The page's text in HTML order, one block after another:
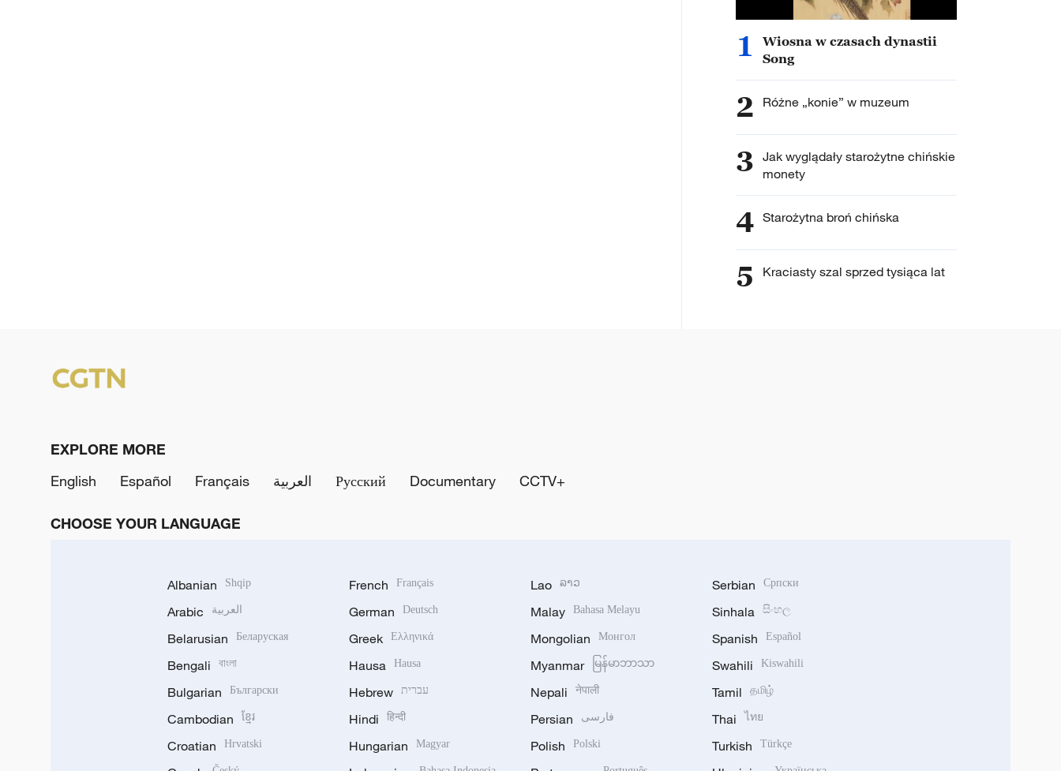
1
Wiosna w czasach dynastii
Song
2 Różne „konie” w muzeum
3 Jak wyglądały starożytne chińskie
monety
4 Starożytna broń chińska
5 Kraciasty szal sprzed tysiąca lat
EXPLORE MORE
English
Español Français العربية Русский Documentary CCTV+
CHOOSE YOUR LANGUAGE
Albanian Shqip
Arabic العربية
Belarusian Беларуская
Bengali বাংলা
Bulgarian Български
Cambodian ខ្មែរ
Croatian Hrvatski
French Français
German Deutsch
Greek Ελληνικά
Hausa Hausa
Hebrew עברית
Hindi हिन्दी
Hungarian Magyar
Lao ລາວ
Malay Bahasa Melayu
Mongolian Монгол
Myanmar မြန်မာဘာသာ
Nepali नेपाली
Persian فارسی
Polish Polski
Serbian Српски
Sinhala සිංහල
Spanish Español
Swahili Kiswahili
Tamil தமிழ்
Thai ไทย
Turkish Türkçe